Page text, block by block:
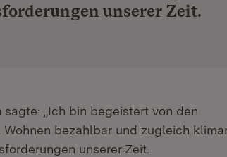
unserer Zeit.
„Ich bin begeistert von den
bezahlbar und zugleich
unserer Zeit.